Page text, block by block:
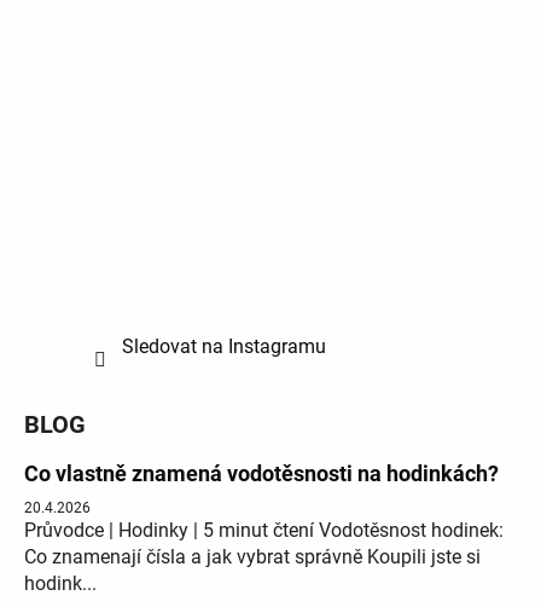
Sledovat na Instagramu
BLOG
Co vlastně znamená vodotěsnosti na hodinkách?
20.4.2026
Průvodce | Hodinky | 5 minut čtení Vodotěsnost hodinek:
Co znamenají čísla a jak vybrat správně Koupili jste si
hodink...